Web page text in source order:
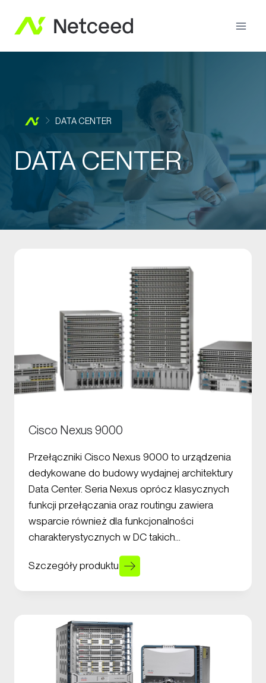
DATA CENTER
DATA CENTER
Cisco Nexus 9000
Przełączniki Cisco Nexus 9000 to urządzenia
dedykowane do budowy wydajnej architektury
Data Center. Seria Nexus oprócz klasycznych
funkcji przełączania oraz routingu zawiera
wsparcie również dla funkcjonalności
charakterystycznych w DC takich…
Szczegóły produktu